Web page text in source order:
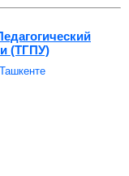
(ТГПУ)